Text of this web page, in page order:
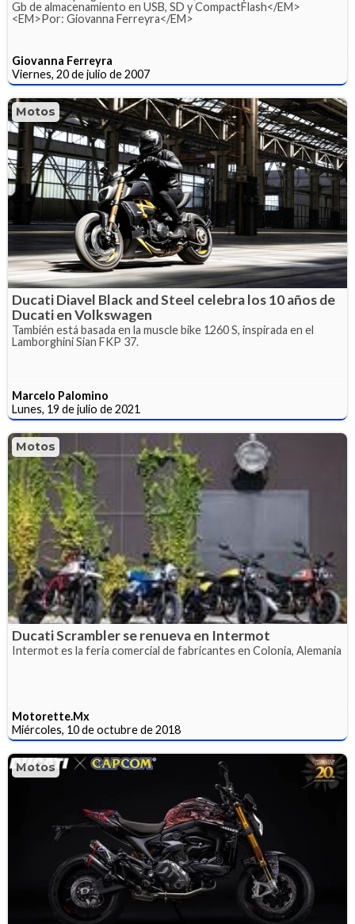
Gb de almacenamiento en USB, SD y CompactFlash</EM>
<EM>Por: Giovanna Ferreyra</EM>
Giovanna Ferreyra
Viernes, 20 de julio de 2007
Motos
Ducati Diavel Black and Steel celebra los 10 años de
Ducati en Volkswagen
También está basada en la muscle bike 1260 S, inspirada en el
Lamborghini Sian FKP 37.
Marcelo Palomino
Lunes, 19 de julio de 2021
Motos
Ducati Scrambler se renueva en Intermot
Intermot es la feria comercial de fabricantes en Colonia, Alemania
Motorette.Mx
Miércoles, 10 de octubre de 2018
Motos